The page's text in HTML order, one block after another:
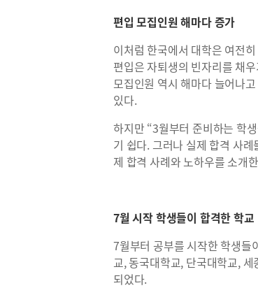
편입 모집인원 해마다 증가
이처럼 한국에서 대학은 여전
편입은 자퇴생의 빈자리를 채
모집인원 역시 해마다 늘어나
있다.
하지만 “3월부터 준비하는 학
기 쉽다. 그러나 실제 합격 사
제 합격 사례와 노하우를 소개
7월 시작 학생들이 합격한 학교
7월부터 공부를 시작한 학생들
교, 동국대학교, 단국대학교,
되었다.